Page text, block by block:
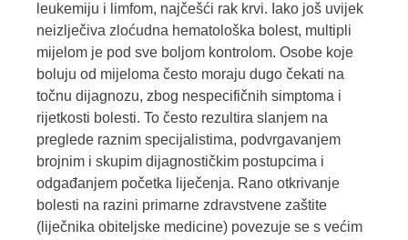
leukemiju i limfom, najčešći rak krvi. Iako još uvijek
neizlječiva zloćudna hematološka bolest, multipli
mijelom je pod sve boljom kontrolom. Osobe koje
boluju od mijeloma često moraju dugo čekati na
točnu dijagnozu, zbog nespecifičnih simptoma i
rijetkosti bolesti. To često rezultira slanjem na
preglede raznim specijalistima, podvrgavanjem
brojnim i skupim dijagnostičkim postupcima i
odgađanjem početka liječenja. Rano otkrivanje
bolesti na razini primarne zdravstvene zaštite
(liječnika obiteljske medicine) povezuje se s većim